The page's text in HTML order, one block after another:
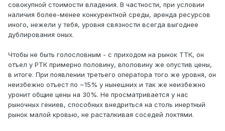
совокупной стоимости владения. В частности, при условии
наличия более-менее конкурентной среды, аренда ресурсов
иного, нежели у тебя, уровня связности всегда выгоднее
дублирования оных.
Чтобы не быть голословным - с приходом на рынок ТТК, он
отъел у РТК примерно половину, вполовину же опустив цены,
в итоге. При появлении третьего оператора того же уровня, он
неизбежно отъест по ~15% у нынешних и так же неизбежно
уронит общие цены на 30%. Не просматривается у нас
рыночных гениев, способных внедриться на столь инертный
рынок малой кровью, не расталкивая соседей локтями.